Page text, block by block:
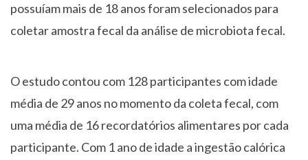
possuíam mais de 18 anos foram selecionados para
coletar amostra fecal da análise de microbiota fecal.
O estudo contou com 128 participantes com idade
média de 29 anos no momento da coleta fecal, com
uma média de 16 recordatórios alimentares por cada
participante. Com 1 ano de idade a ingestão calórica